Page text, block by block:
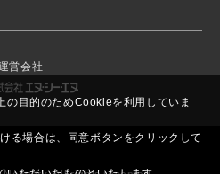
の目的のためCookieを利用していま
る場合は、同意ボタンをクリックして
営会社